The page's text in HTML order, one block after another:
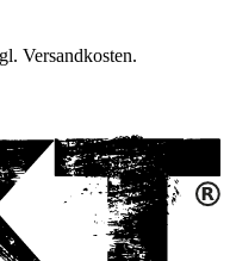
Versandkosten.